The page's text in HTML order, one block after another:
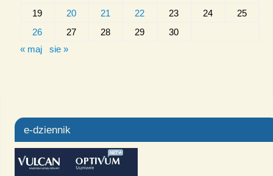
19
20 21 22 23 24
25
26
27 28 29
30
« maj
sie »
e-dziennik